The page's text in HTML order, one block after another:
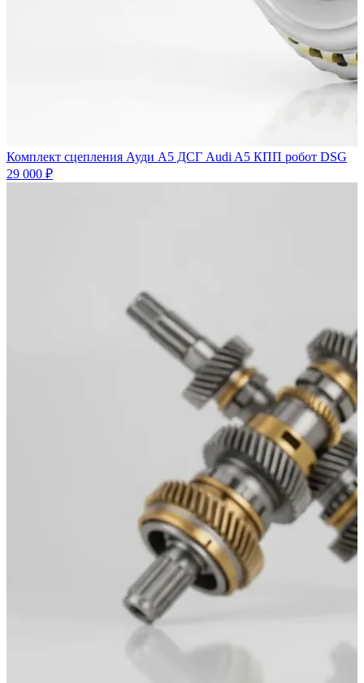
Комплект сцепления Ауди А5 ДСГ Audi A5 КПП робот DSG
29 000 ₽